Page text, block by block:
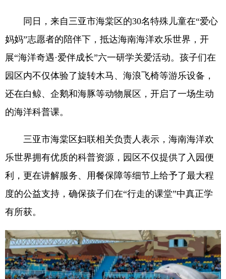
同日，来自三亚市海棠区的30名特殊儿童在“爱心
妈妈”志愿者的陪伴下，抵达海南海洋欢乐世界，开
展“海洋奇遇·爱伴成长”六一研学关爱活动。孩子们在
园区内不仅体验了旋转木马、海浪飞椅等游乐设备，
还在白鲸、企鹅和海豚等动物展区，开启了一场生动
的海洋科普课。
三亚市海棠区妇联相关负责人表示，海南海洋欢
乐世界拥有优质的科普资源，园区不仅提供了入园便
利，更在讲解服务、用餐保障等细节上给予了最大程
度的公益支持，确保孩子们在“行走的课堂”中真正学
有所获。